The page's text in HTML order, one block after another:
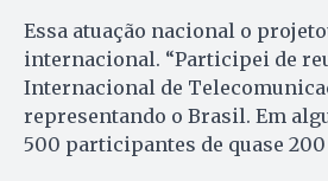
Essa atuação nacional o
internacional. “Participei de
Internacional de
representando o Brasil. Em
500 participantes de quase 200